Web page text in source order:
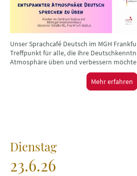
Unser Sprachcafé Deutsch im MGH
Treffpunkt für alle, die ihre
Atmosphäre üben und verbessern
Mehr erfahren
Dienstag
23.6.26